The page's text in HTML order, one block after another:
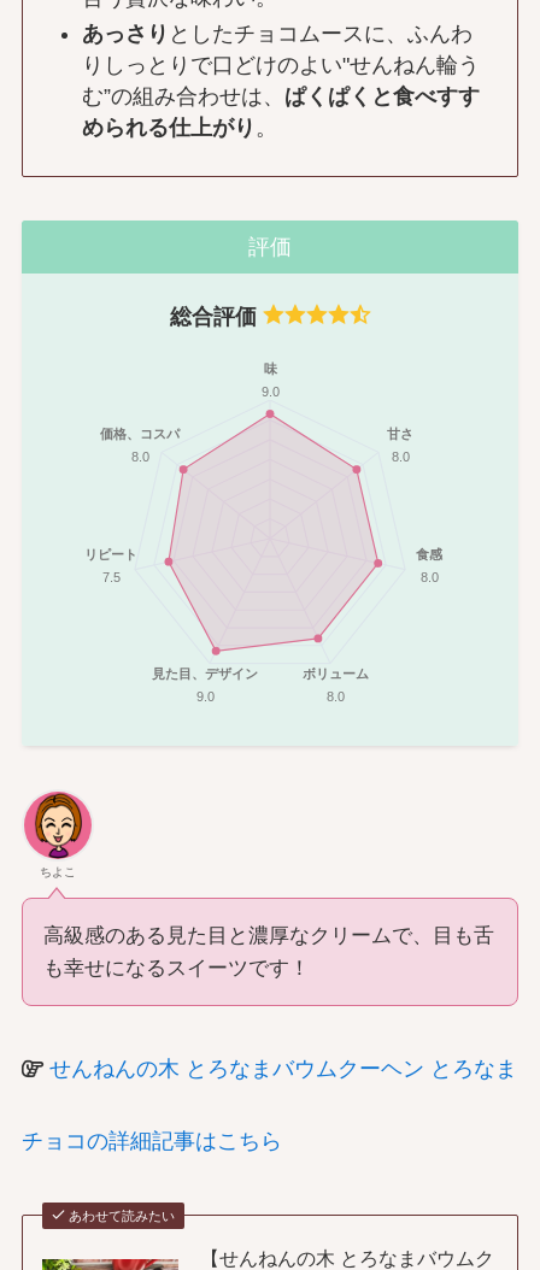
あっさり としたチョコムースに、ふんわ
りしっとりで口どけのよい"せんねん輪う
む”の組み合わせは、 ぱくぱくと食べすす
められる仕上がり 。
評価
総合評価
味
9.0
甘さ
8.0
食感
8.0
ボリューム
8.0
見た目、デザイン
9.0
リピート
7.5
価格、コスパ
8.0
ちよこ
高級感のある見た目と濃厚なクリームで、目も舌
も幸せになるスイーツです！
せんねんの木 とろなまバウムクーヘン とろなま
チョコの詳細記事はこちら
あわせて読みたい
【せんねんの木 とろなまバウムク